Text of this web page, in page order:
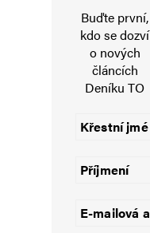
Buďte první,
kdo se dozví
o nových
článcích
Deníku TO